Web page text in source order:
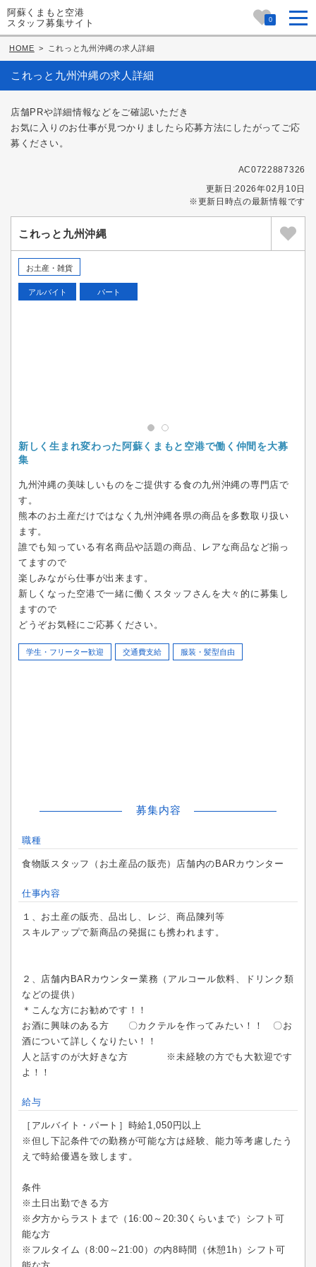
阿蘇くまもと空港
スタッフ募集サイト
0
HOME > これっと九州沖縄の求人詳細
これっと九州沖縄の求人詳細
店舗PRや詳細情報などをご確認いただき
お気に入りのお仕事が見つかりましたら応募方法にしたがってご応
募ください。
AC0722887326
更新日:2026年02月10日
※更新日時点の最新情報です
これっと九州沖縄
お土産・雑貨
アルバイト パート
新しく生まれ変わった阿蘇くまもと空港で働く仲間を大募
集
九州沖縄の美味しいものをご提供する食の九州沖縄の専門店で
す。
熊本のお土産だけではなく九州沖縄各県の商品を多数取り扱い
ます。
誰でも知っている有名商品や話題の商品、レアな商品など揃っ
てますので
楽しみながら仕事が出来ます。
新しくなった空港で一緒に働くスタッフさんを大々的に募集し
ますので
どうぞお気軽にご応募ください。
学生・フリーター歓迎 交通費支給 服装・髪型自由
募集内容
職種
食物販スタッフ（お土産品の販売）店舗内のBARカウンター
仕事内容
１、お土産の販売、品出し、レジ、商品陳列等
スキルアップで新商品の発掘にも携われます。
２、店舗内BARカウンター業務（アルコール飲料、ドリンク類
などの提供）
＊こんな方にお勧めです！！
お酒に興味のある方 〇カクテルを作ってみたい！！ 〇お
酒について詳しくなりたい！！
人と話すのが大好きな方 ※未経験の方でも大歓迎です
よ！！
給与
［アルバイト・パート］時給1,050円以上
※但し下記条件での勤務が可能な方は経験、能力等考慮したう
えで時給優遇を致します。
条件
※土日出勤できる方
※夕方からラストまで（16:00～20:30くらいまで）シフト可
能な方
※フルタイム（8:00～21:00）の内8時間（休憩1h）シフト可